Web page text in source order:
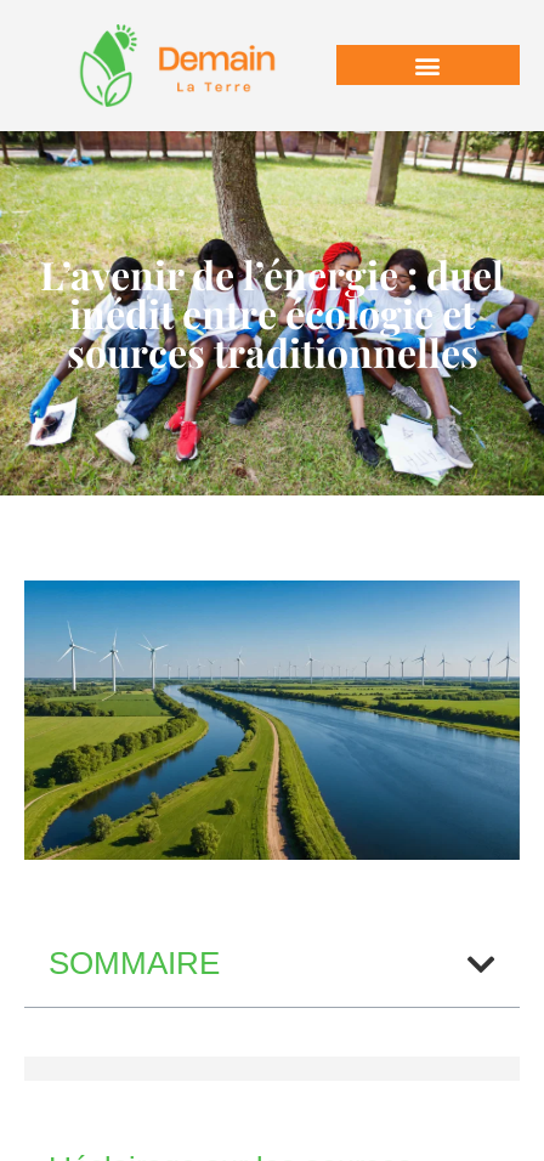
L’avenir de l’énergie : duel
inédit entre écologie et
sources traditionnelles
SOMMAIRE